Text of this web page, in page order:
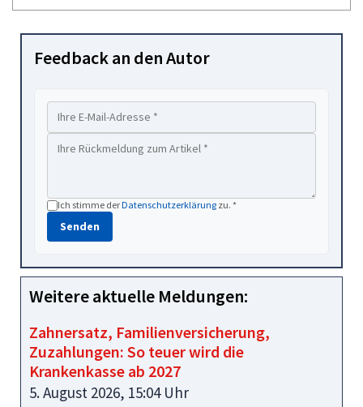
Feedback an den Autor
Ich stimme derDatenschutzerklärung zu. *
Senden
Weitere aktuelle Meldungen:
Zahnersatz, Familienversicherung,
Zuzahlungen: So teuer wird die
Krankenkasse ab 2027
5. August 2026, 15:04 Uhr